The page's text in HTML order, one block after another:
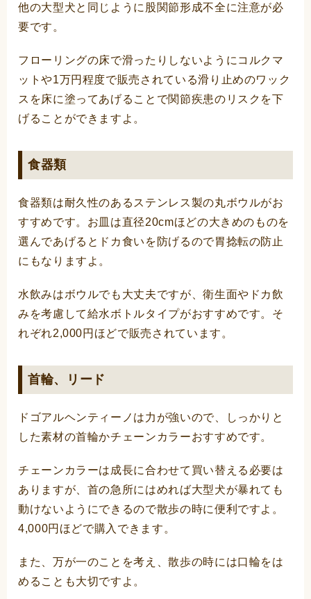
他の大型犬と同じように股関節形成不全に注意が必
要です。
フローリングの床で滑ったりしないようにコルクマ
ットや1万円程度で販売されている滑り止めのワック
スを床に塗ってあげることで関節疾患のリスクを下
げることができますよ。
食器類
食器類は耐久性のあるステンレス製の丸ボウルがお
すすめです。お皿は直径20cmほどの大きめのものを
選んであげるとドカ食いを防げるので胃捻転の防止
にもなりますよ。
水飲みはボウルでも大丈夫ですが、衛生面やドカ飲
みを考慮して給水ボトルタイプがおすすめです。そ
れぞれ2,000円ほどで販売されています。
首輪、リード
ドゴアルヘンティーノは力が強いので、しっかりと
した素材の首輪かチェーンカラーおすすめです。
チェーンカラーは成長に合わせて買い替える必要は
ありますが、首の急所にはめれば大型犬が暴れても
動けないようにできるので散歩の時に便利ですよ。
4,000円ほどで購入できます。
また、万が一のことを考え、散歩の時には口輪をは
めることも大切ですよ。